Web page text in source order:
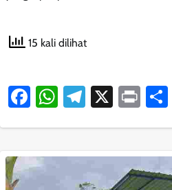
15 kali dilihat
Facebook
WhatsApp
Telegram
X Print